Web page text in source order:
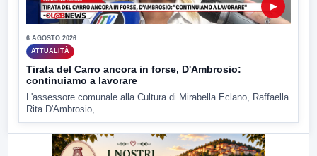
▶
6 AGOSTO 2026
ATTUALITÀ
Tirata del Carro ancora in forse, D'Ambrosio:
continuiamo a lavorare
L'assessore comunale alla Cultura di Mirabella Eclano, Raffaella
Rita D'Ambrosio,...